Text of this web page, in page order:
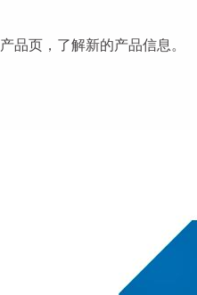
产品页，了解新的产品信息。
如您